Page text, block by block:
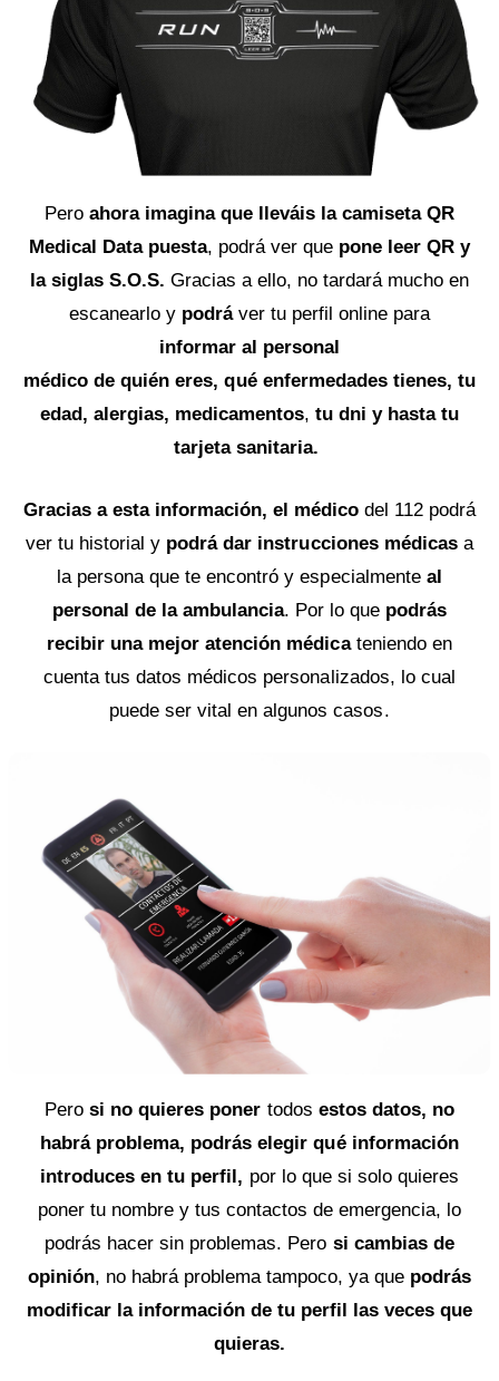
Pero ahora imagina que lleváis la camiseta QR
Medical Data puesta, podrá ver que pone leer QR y
la siglas S.O.S. Gracias a ello, no tardará mucho en
escanearlo y podráver tu perfil online para
informar al personal
médico de quién eres, qué enfermedades tienes, tu
edad, alergias, medicamentos, tu dni y hasta tu
tarjeta sanitaria.
Gracias a esta información, el médico del 112 podrá
ver tu historial y podrá dar instrucciones médicasa
la persona que te encontró y especialmente al
personal de la ambulancia. Por lo que podrás
recibir una mejor atención médica teniendo en
cuenta tus datos médicos personalizados, lo cual
puede ser vital en algunos casos.
Perosi no quieres poner todos estos datos, no
habrá problema, podrás elegir qué información
introduces en tu perfil, por lo que si solo quieres
poner tu nombre y tus contactos de emergencia, lo
podrás hacer sin problemas. Pero si cambias de
opinión, no habrá problema tampoco, ya que podrás
modificar la información de tu perfil las veces que
quieras.